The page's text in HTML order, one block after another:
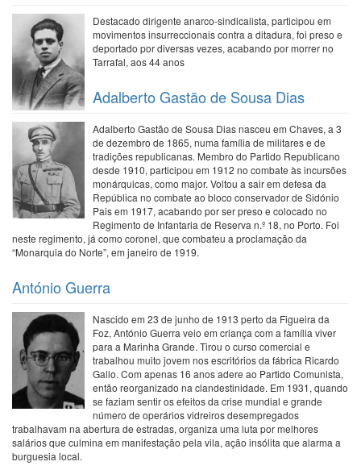
Destacado dirigente anarco-sindicalista, participou em
movimentos insurreccionais contra a ditadura, foi preso e
deportado por diversas vezes, acabando por morrer no
Tarrafal, aos 44 anos
Adalberto Gastão de Sousa Dias
Adalberto Gastão de Sousa Dias nasceu em Chaves, a 3
de dezembro de 1865, numa família de militares e de
tradições republicanas. Membro do Partido Republicano
desde 1910, participou em 1912 no combate às incursões
monárquicas, como major. Voltou a sair em defesa da
República no combate ao bloco conservador de Sidónio
Pais em 1917, acabando por ser preso e colocado no
Regimento de Infantaria de Reserva n.º 18, no Porto. Foi
neste regimento, já como coronel, que combateu a proclamação da
“Monarquia do Norte”, em janeiro de 1919.
António Guerra
Nascido em 23 de junho de 1913 perto da Figueira da
Foz, António Guerra veio em criança com a família viver
para a Marinha Grande. Tirou o curso comercial e
trabalhou muito jovem nos escritórios da fábrica Ricardo
Gallo. Com apenas 16 anos adere ao Partido Comunista,
então reorganizado na clandestinidade. Em 1931, quando
se faziam sentir os efeitos da crise mundial e grande
número de operários vidreiros desempregados
trabalhavam na abertura de estradas, organiza uma luta por melhores
salários que culmina em manifestação pela vila, ação insólita que alarma a
burguesia local.